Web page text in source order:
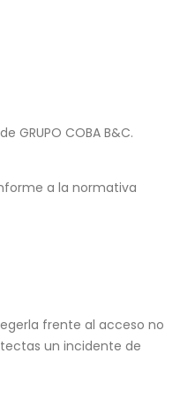
COBA B&C.
a la normativa
frente al acceso no
un incidente de